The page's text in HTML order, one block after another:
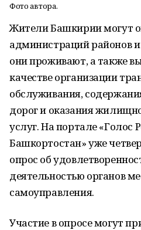
Фото автора.
Жители Башкирии могут
администраций районов
они проживают, а также
качестве организации
обслуживания,
дорог и оказания
услуг. На портале «Голос
Башкортостан» уже
опрос об
деятельностью органов
самоуправления.
Участие в опросе могут